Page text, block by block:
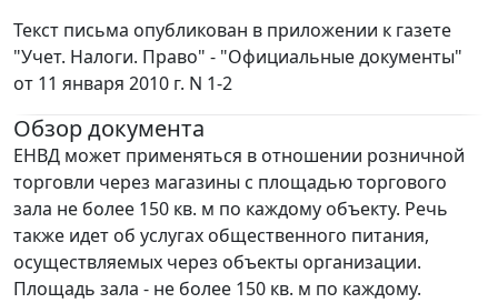
Текст письма опубликован в приложении к газете
"Учет. Налоги. Право" - "Официальные документы"
от 11 января 2010 г. N 1-2
Обзор документа
ЕНВД может применяться в отношении розничной
торговли через магазины с площадью торгового
зала не более 150 кв. м по каждому объекту. Речь
также идет об услугах общественного питания,
осуществляемых через объекты организации.
Площадь зала - не более 150 кв. м по каждому.